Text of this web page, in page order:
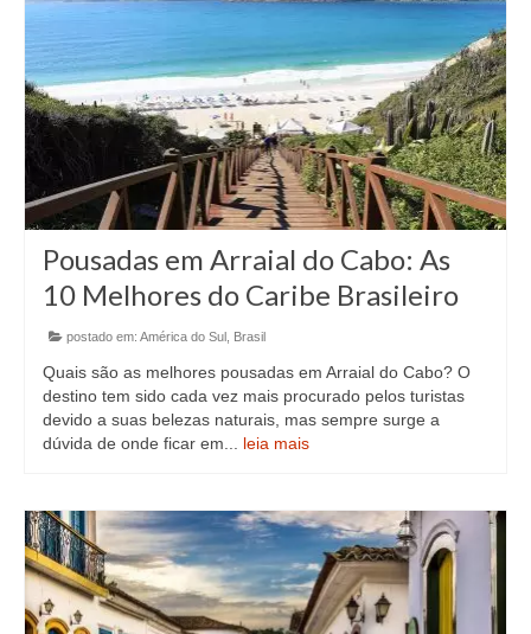
Pousadas em Arraial do Cabo: As
10 Melhores do Caribe Brasileiro
postado em: América do Sul Brasil
Quais são as melhores pousadas em Arraial do Cabo? O
destino tem sido cada vez mais procurado pelos turistas
devido a suas belezas naturais, mas sempre surge a
dúvida de onde ficar em... leia mais